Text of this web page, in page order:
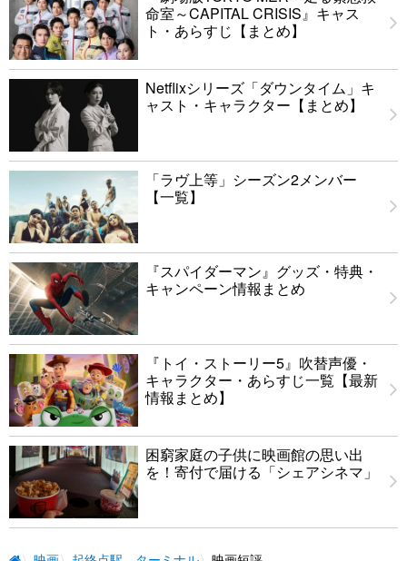
命室～CAPITAL CRISIS』キャス
ト・あらすじ【まとめ】
Netflixシリーズ「ダウンタイム」キ
ャスト・キャラクター【まとめ】
「ラヴ上等」シーズン2メンバー
【一覧】
『スパイダーマン』グッズ・特典・
キャンペーン情報まとめ
『トイ・ストーリー5』吹替声優・
キャラクター・あらすじ一覧【最新
情報まとめ】
困窮家庭の子供に映画館の思い出
を！寄付で届ける「シェアシネマ」